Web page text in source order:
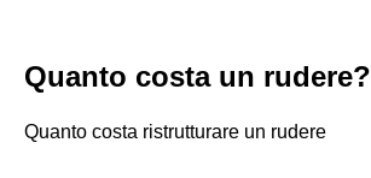
Quanto costa un rudere?
Quanto costa ristrutturare un rudere